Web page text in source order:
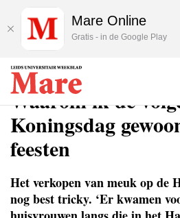
COLUMNS & OPINIE
Waarom ik de
Koningsdag
feesten
Het verkopen van meuk op de
nog best tricky. ‘Er kwamen
Mare Online
Gratis - in de Google Play